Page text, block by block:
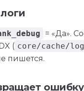
= «Да».
( core/cache/
пишется.
ошибку